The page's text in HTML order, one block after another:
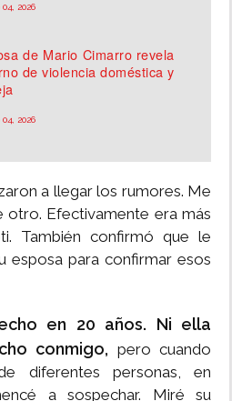
2026
de Mario Cimarro revela
de violencia doméstica y
2026
a llegar los rumores. Me
otro. Efectivamente era más
También confirmó que le
esposa para confirmar esos
en 20 años. Ni ella
conmigo, pero cuando
diferentes personas, en
a sospechar. Miré su